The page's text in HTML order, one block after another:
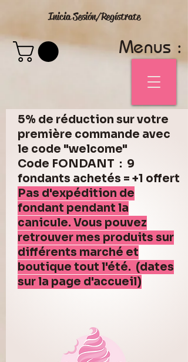
Inicia Sesión/Regístrate
Menus :
5% de réduction sur votre
première commande avec
le code "welcome"
Code FONDANT : 9
fondants achetés = +1 offert
Pas d'expédition de
fondant pendant la
canicule. Vous pouvez
retrouver mes produits sur
différents marché et
boutique tout l'été. (dates
sur la page d'accueil)